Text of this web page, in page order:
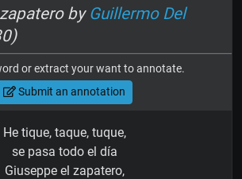
by Guillermo Del
or extract your want to annotate.
Submit an annotation
He tique, taque, tuque,
se pasa todo el día
Giuseppe el zapatero,